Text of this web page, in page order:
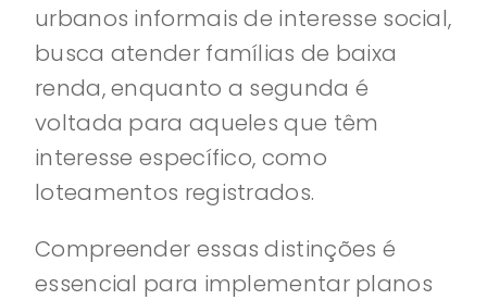
urbanos informais de interesse social,
busca atender famílias de baixa
renda, enquanto a segunda é
voltada para aqueles que têm
interesse específico, como
loteamentos registrados.
Compreender essas distinções é
essencial para implementar planos